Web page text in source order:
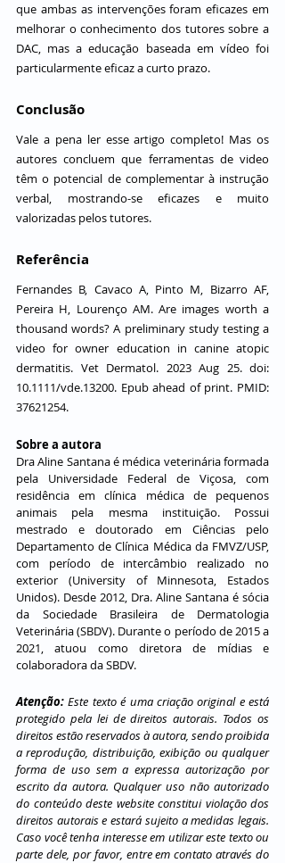
que ambas as intervenções foram eficazes em
melhorar o conhecimento dos tutores sobre a
DAC, mas a educação baseada em vídeo foi
particularmente eficaz a curto prazo.
Conclusão
Vale a pena ler esse artigo completo! Mas os
autores concluem que ferramentas de video
têm o potencial de complementar à instrução
verbal, mostrando-se eficazes e muito
valorizadas pelos tutores.
Referência
Fernandes B, Cavaco A, Pinto M, Bizarro AF,
Pereira H, Lourenço AM. Are images worth a
thousand words? A preliminary study testing a
video for owner education in canine atopic
dermatitis. Vet Dermatol. 2023 Aug 25. doi:
10.1111/vde.13200. Epub ahead of print. PMID:
37621254.
Sobre a autora
Dra Aline Santana é médica veterinária formada
pela Universidade Federal de Viçosa, com
residência em clínica médica de pequenos
animais pela mesma instituição. Possui
mestrado e doutorado em Ciências pelo
Departamento de Clínica Médica da FMVZ/USP,
com período de intercâmbio realizado no
exterior (University of Minnesota, Estados
Unidos). Desde 2012, Dra. Aline Santana é sócia
da Sociedade Brasileira de Dermatologia
Veterinária (SBDV). Durante o período de 2015 a
2021, atuou como diretora de mídias e
colaboradora da SBDV.
Atenção: Este texto é uma criação original e está
protegido pela lei de direitos autorais. Todos os
direitos estão reservados à autora, sendo proibida
a reprodução, distribuição, exibição ou qualquer
forma de uso sem a expressa autorização por
escrito da autora. Qualquer uso não autorizado
do conteúdo deste website constitui violação dos
direitos autorais e estará sujeito a medidas legais.
Caso você tenha interesse em utilizar este texto ou
parte dele, por favor, entre em contato através do